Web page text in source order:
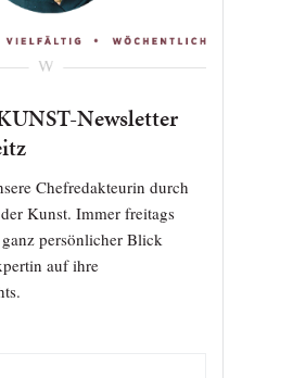
Newsletter
Chefredakteurin durch
Kunst. Immer freitags
persönlicher Blick
auf ihre